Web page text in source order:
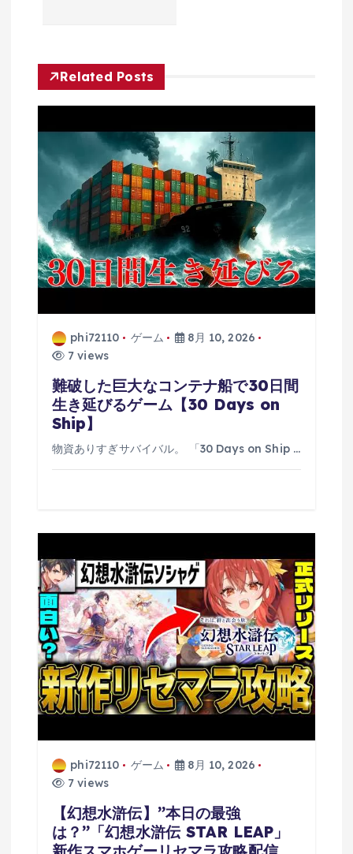
ョ
ン
Related Posts
phi72110 ゲーム
8月 10, 2026
7 views
難破した巨大なコンテナ船で30日間
生き延びるゲーム【30 Days on
Ship】
物資ありすぎサバイバル。 「30 Days on Ship …
phi72110 ゲーム
8月 10, 2026
7 views
【幻想水滸伝】”本日の最強
は？”「幻想水滸伝 STAR LEAP」